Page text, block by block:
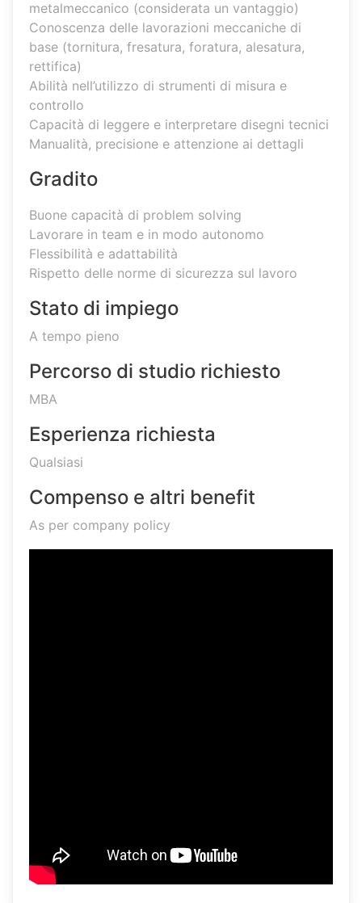
metalmeccanico (considerata un vantaggio)
Conoscenza delle lavorazioni meccaniche di
base (tornitura, fresatura, foratura, alesatura,
rettifica)
Abilità nell’utilizzo di strumenti di misura e
controllo
Capacità di leggere e interpretare disegni tecnici
Manualità, precisione e attenzione ai dettagli
Gradito
Buone capacità di problem solving
Lavorare in team e in modo autonomo
Flessibilità e adattabilità
Rispetto delle norme di sicurezza sul lavoro
Stato di impiego
A tempo pieno
Percorso di studio richiesto
MBA
Esperienza richiesta
Qualsiasi
Compenso e altri benefit
As per company policy